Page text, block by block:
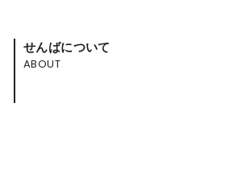
せんばについて
ABOUT